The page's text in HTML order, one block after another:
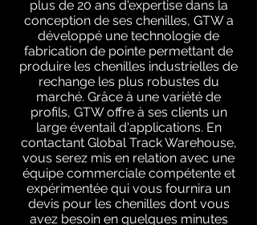
plus de 20 ans d'expertise dans la
conception de ses chenilles, GTW a
développé une technologie de
fabrication de pointe permettant de
produire les chenilles industrielles de
rechange les plus robustes du
marché. Grâce à une variété de
profils, GTW offre à ses clients un
large éventail d'applications. En
contactant Global Track Warehouse,
vous serez mis en relation avec une
équipe commerciale compétente et
expérimentée qui vous fournira un
devis pour les chenilles dont vous
avez besoin en quelques minutes